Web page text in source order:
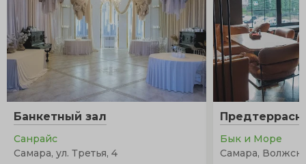
Банкетный зал
Санрайс
Самара, ул. Третья, 4
Бык и Море
Самара,